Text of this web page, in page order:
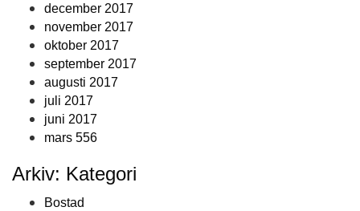
december 2017
november 2017
oktober 2017
september 2017
augusti 2017
juli 2017
juni 2017
mars 556
Arkiv: Kategori
Bostad